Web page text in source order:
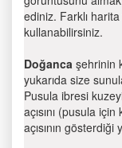
ediniz. Farklı
kullanabilirsiniz.
Doğanca şehrinin
yukarıda size
Pusula ibresi
açısını (pusula için
açısının